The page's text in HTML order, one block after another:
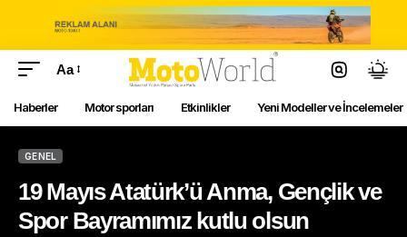
Aa
Haberler Motor sporları Etkinlikler Yeni Modeller ve İncelemeler
GENEL
19 Mayıs Atatürk’ü Anma, Gençlik ve
Spor Bayramımız kutlu olsun